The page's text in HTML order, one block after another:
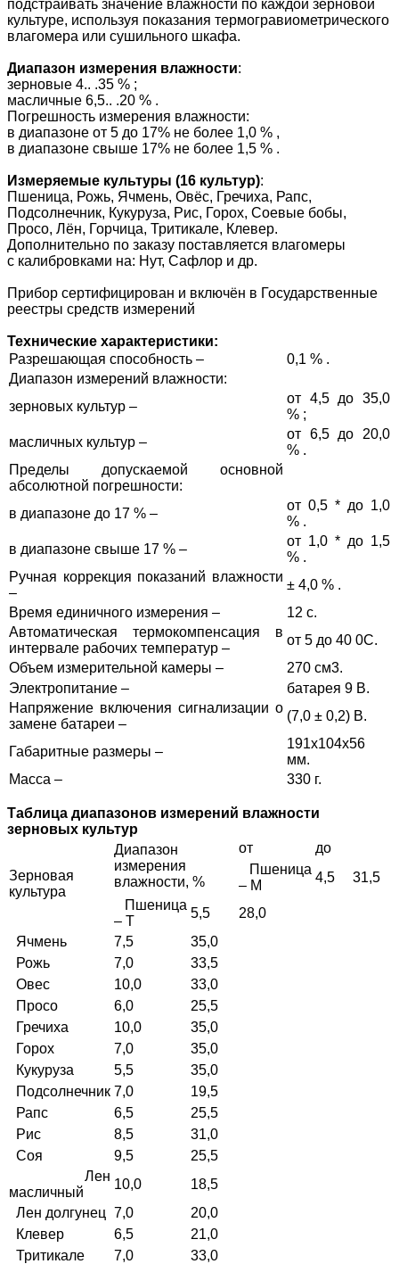
подстраивать значение влажности по каждой зерновой
культуре, используя показания термогравиометрического
влагомера или сушильного шкафа.
Диапазон измерения влажности:
зерновые 4.. .35 % ;
масличные 6,5.. .20 % .
Погрешность измерения влажности:
в диапазоне от 5 до 17% не более 1,0 % ,
в диапазоне свыше 17% не более 1,5 % .
Измеряемые культуры (16 культур):
Пшеница, Рожь, Ячмень, Овёс, Гречиха, Рапс,
Подсолнечник, Кукуруза, Рис, Горох, Соевые бобы,
Просо, Лён, Горчица, Тритикале, Клевер.
Дополнительно по заказу поставляется влагомеры
с калибровками на: Нут, Сафлор и др.
Прибор сертифицирован и включён в Государственные
реестры средств измерений
Технические характеристики:
Разрешающая способность –
0,1 % .
Диапазон измерений влажности:
зерновых культур –
от 4,5 до 35,0
% ;
масличных культур –
от 6,5 до 20,0
% .
Пределы допускаемой основной
абсолютной погрешности:
в диапазоне до 17 % –
от 0,5 * до 1,0
% .
в диапазоне свыше 17 % –
от 1,0 * до 1,5
% .
Ручная коррекция показаний влажности
–
± 4,0 % .
Время единичного измерения –
12 с.
Автоматическая термокомпенсация в
интервале рабочих температур –
от 5 до 40 0С.
Объем измерительной камеры –
270 см3.
Электропитание –
батарея 9 В.
Напряжение включения сигнализации о
замене батареи –
(7,0 ± 0,2) В.
Габаритные размеры –
191х104х56
мм.
Масса –
330 г.
Таблица диапазонов измерений влажности
зерновых культур
Зерновая
культура
Диапазон
измерения
влажности, %
от
до
Пшеница
– М
4,5
31,5
Пшеница
– Т
5,5
28,0
Ячмень
7,5
35,0
Рожь
7,0
33,5
Овес
10,0
33,0
Просо
6,0
25,5
Гречиха
10,0
35,0
Горох
7,0
35,0
Кукуруза
5,5
35,0
Подсолнечник 7,0
19,5
Рапс
6,5
25,5
Рис
8,5
31,0
Соя
9,5
25,5
Лен
масличный
10,0
18,5
Лен долгунец 7,0
20,0
Клевер
6,5
21,0
Тритикале
7,0
33,0